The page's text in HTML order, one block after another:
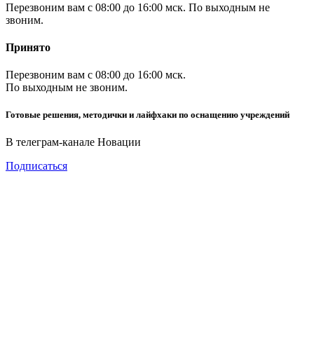
Перезвоним вам с 08:00 до 16:00 мск. По выходным не
звоним.
Принято
Перезвоним вам с 08:00 до 16:00 мск.
По выходным не звоним.
Готовые решения, методички и лайфхаки по оснащению учреждений
В телеграм-канале Новации
Подписаться